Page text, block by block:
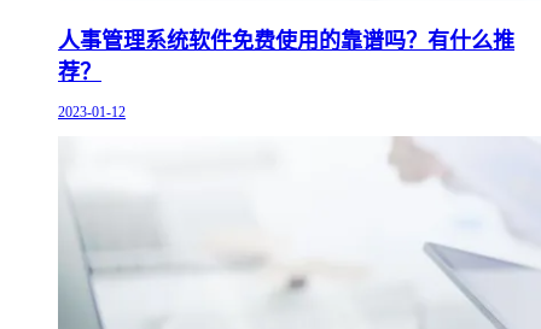
人事管理系统软件免费使用的靠谱吗？有什么推
荐？
2023-01-12